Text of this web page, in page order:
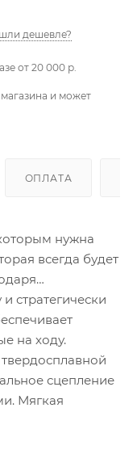
дешевле?
от 20 000 р.
и может
ОПЛАТА
нужна
всегда будет
стратегически
на ходу.
сцепление
Мягкая